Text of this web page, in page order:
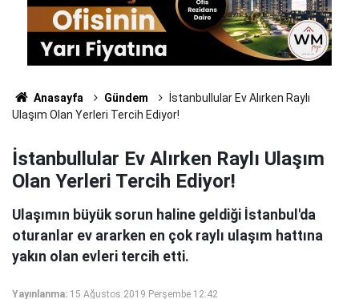
Anasayfa Gündem
İstanbullular Ev Alırken Raylı
Ulaşım Olan Yerleri Tercih Ediyor!
İstanbullular Ev Alırken Raylı Ulaşım
Olan Yerleri Tercih Ediyor!
Ulaşımın büyük sorun haline geldiği İstanbul'da
oturanlar ev ararken en çok raylı ulaşım hattına
yakın olan evleri tercih etti.
Yayınlanma: 15 Ağustos 2019 Perşembe 12:42